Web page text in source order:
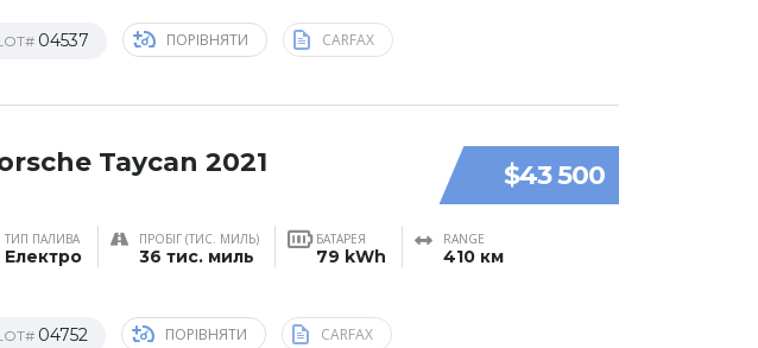
04537 ПОРІВНЯТИ CARFAX
$43 500
Taycan 2021
ТИП ПАЛИВА
Електро
ПРОБІГ (ТИС. МИЛЬ)
36 тис. миль
БАТАРЕЯ
79 kWh
RANGE
410 км
04752 ПОРІВНЯТИ CARFAX